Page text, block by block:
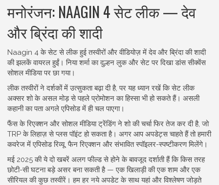
मनोरंजन: NAAGIN 4 सेट लीक — देव
और ब्रिंदा की शादी
Naagin 4 के सेट से लीक हुई तस्वीरों और वीडियोज़ में देव और ब्रिंदा की शादी
की झलकें वायरल हुईं। निया शर्मा का दुल्हन लुक और सेट पर दिखा डांस सीक्वेंस
सोशल मीडिया पर छा गया।
लीक तस्वीरों ने दर्शकों में उत्सुकता बढ़ा दी है, पर यह ध्यान रखें कि सेट लीक
अक्सर शो के असल मोड़ से पहले प्रोमोशन का हिस्सा भी हो सकते हैं। असली
कहानी का पता अगले एपिसोड में ही चल पाएगा।
फैंस के रिएक्शन और सोशल मीडिया ट्रेंडिंग ने शो की चर्चा फिर तेज कर दी है, जो
TRP के लिहाज़ से प्लस पॉइंट हो सकता है। अगर आप अपडेट्स चाहते हैं तो हमारी
कवरेज में एपिसोड रिव्यू, फैन रिएक्शन और संभावित स्पॉइलर-स्पष्टीकरण मिलेंगे।
मई 2025 की ये दो खबरें अलग फील्ड से होने के बावजूद दर्शाती हैं कि किस तरह
छोटी-सी घटना बड़े असर बना सकती है — एक खिलाड़ी की एक शाम और एक
सीरियल की कुछ तस्वीरें। हम हर नये अपडेट के साथ यहां और विश्लेषण जोड़ते